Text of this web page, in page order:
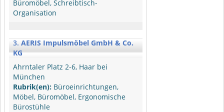
Büromöbel, Schreibtisch-
Organisation
3. AERIS Impulsmöbel GmbH & Co.
KG
Ahrntaler Platz 2-6, Haar bei
München
Rubrik(en): Büroeinrichtungen,
Möbel, Büromöbel, Ergonomische
Bürostühle